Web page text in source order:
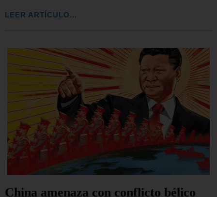
LEER ARTÍCULO...
China amenaza con conflicto bélico